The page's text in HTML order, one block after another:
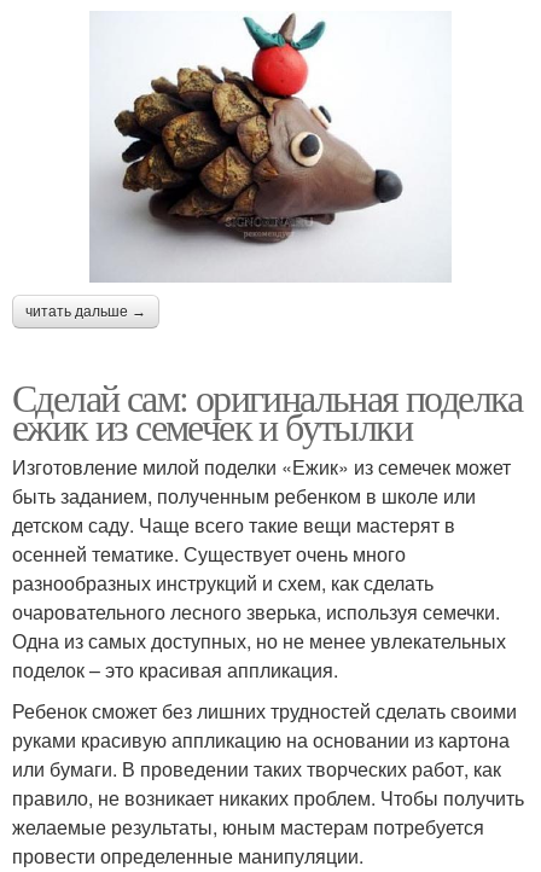
читать дальше →
Сделай сам: оригинальная поделка
ежик из семечек и бутылки
Изготовление милой поделки «Ежик» из семечек может
быть заданием, полученным ребенком в школе или
детском саду. Чаще всего такие вещи мастерят в
осенней тематике. Существует очень много
разнообразных инструкций и схем, как сделать
очаровательного лесного зверька, используя семечки.
Одна из самых доступных, но не менее увлекательных
поделок – это красивая аппликация.
Ребенок сможет без лишних трудностей сделать своими
руками красивую аппликацию на основании из картона
или бумаги. В проведении таких творческих работ, как
правило, не возникает никаких проблем. Чтобы получить
желаемые результаты, юным мастерам потребуется
провести определенные манипуляции.